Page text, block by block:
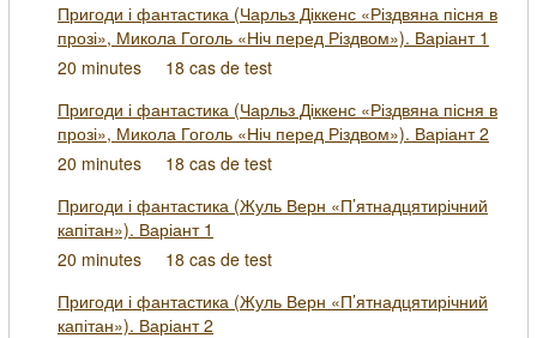
Пригоди і фантастика (Чарльз Діккенс «Різдвяна пісня в
прозі», Микола Гоголь «Ніч перед Різдвом»). Варіант 1
20 minutes
18 cas de test
Пригоди і фантастика (Чарльз Діккенс «Різдвяна пісня в
прозі», Микола Гоголь «Ніч перед Різдвом»). Варіант 2
20 minutes
18 cas de test
Пригоди і фантастика (Жуль Верн «П’ятнадцятирічний
капітан»). Варіант 1
20 minutes
18 cas de test
Пригоди і фантастика (Жуль Верн «П’ятнадцятирічний
капітан»). Варіант 2